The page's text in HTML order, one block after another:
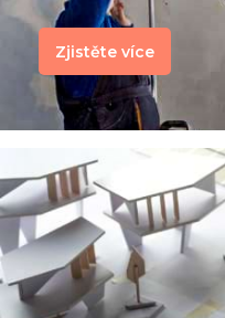
Zjistěte více